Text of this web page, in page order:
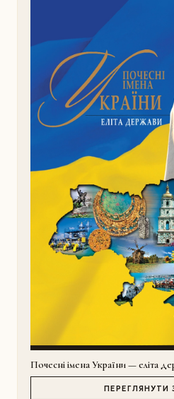
Почесні імена України — еліта
ПЕРЕГЛЯНУТИ